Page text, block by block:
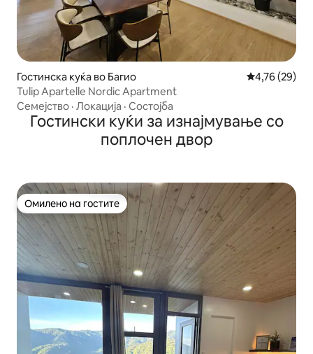
Гостинска куќа во Багио Просечна
4,76 (29)
Tulip Apartelle Nordic Apartment
Семејство · Локација · Состојба
Гостински куќи за изнајмување со
поплочен двор
Омилено на гостите
Омилено на гостите